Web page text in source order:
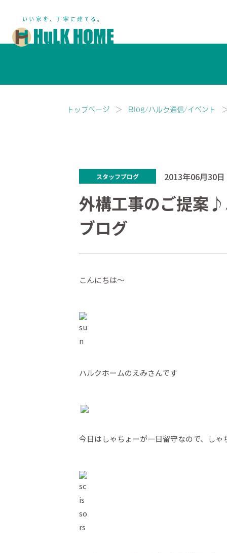
トップページ Blog/ハルク通信/イベント
スタッフブログ 2013年06月30日
外構工事のご提案
ブログ
こんにちは～
ハルクホームのえみさんです
今日はしゃちょーが一日留守なので、し